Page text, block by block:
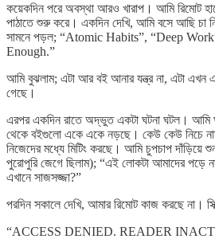
কয়েকদিন পরে অবস্থা আরও খারাপ। আমি রিমোট
পাঠাতে শুরু করে। একদিন দেখি, আমি বসে আছি চা
সামনে পড়ল; “Atomic Habits”, “Deep
Enough.”
আমি বুঝলাম; এটা আর বই আনার যন্ত্র না, এটা এখন
গেছে।
এরপর একদিন রাতে অদ্ভুত একটা ঘটনা ঘটল। আমি
থেকে বইগুলো একে একে নড়ছে। কেউ কেউ নিচে
নিজেদের মধ্যে মিটিং করছে। আমি চুপচাপ দাঁড়িয়ে
পুরোপুরি জেগে ছিলাম); “এই লোকটা আমাদের পড়ে
এখানে সাজসজ্জা?”
পরদিন সকালে দেখি, আমার রিমোট কাজ করছে না।
“ACCESS DENIED. READER